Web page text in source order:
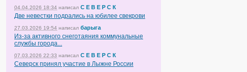
04.04.2026 18:34 написал С Е В Е Р С К
Две невестки подрались на юбилее свекрови
27.03.2026 19:54 написал барыга
Из-за активного снеготаяния коммунальные
службы города...
07.03.2026 22:33 написал С Е В Е Р С К
Северск принял участие в Лыжне России